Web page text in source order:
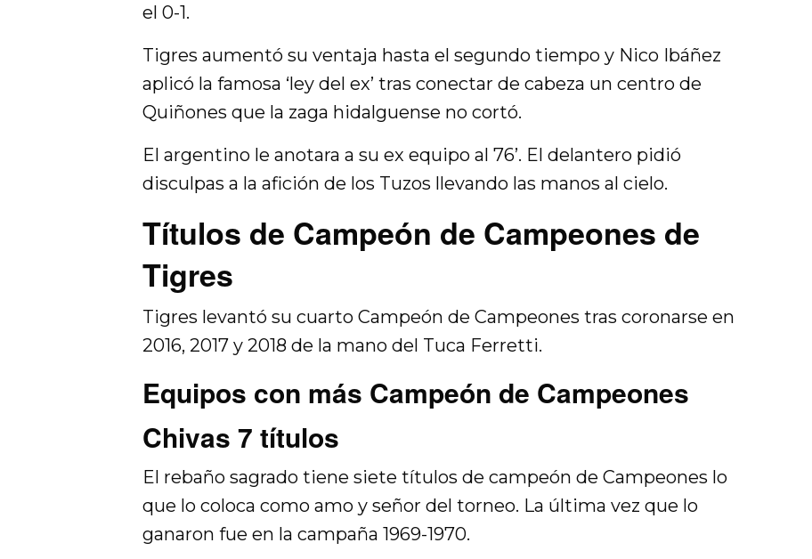
el 0-1.
Tigres aumentó su ventaja hasta el segundo tiempo y Nico Ibáñez
aplicó la famosa ‘ley del ex’ tras conectar de cabeza un centro de
Quiñones que la zaga hidalguense no cortó.
El argentino le anotara a su ex equipo al 76’. El delantero pidió
disculpas a la afición de los Tuzos llevando las manos al cielo.
Títulos de Campeón de Campeones de
Tigres
Tigres levantó su cuarto Campeón de Campeones tras coronarse en
2016, 2017 y 2018 de la mano del Tuca Ferretti.
Equipos con más Campeón de Campeones
Chivas 7 títulos
El rebaño sagrado tiene siete títulos de campeón de Campeones lo
que lo coloca como amo y señor del torneo. La última vez que lo
ganaron fue en la campaña 1969-1970.